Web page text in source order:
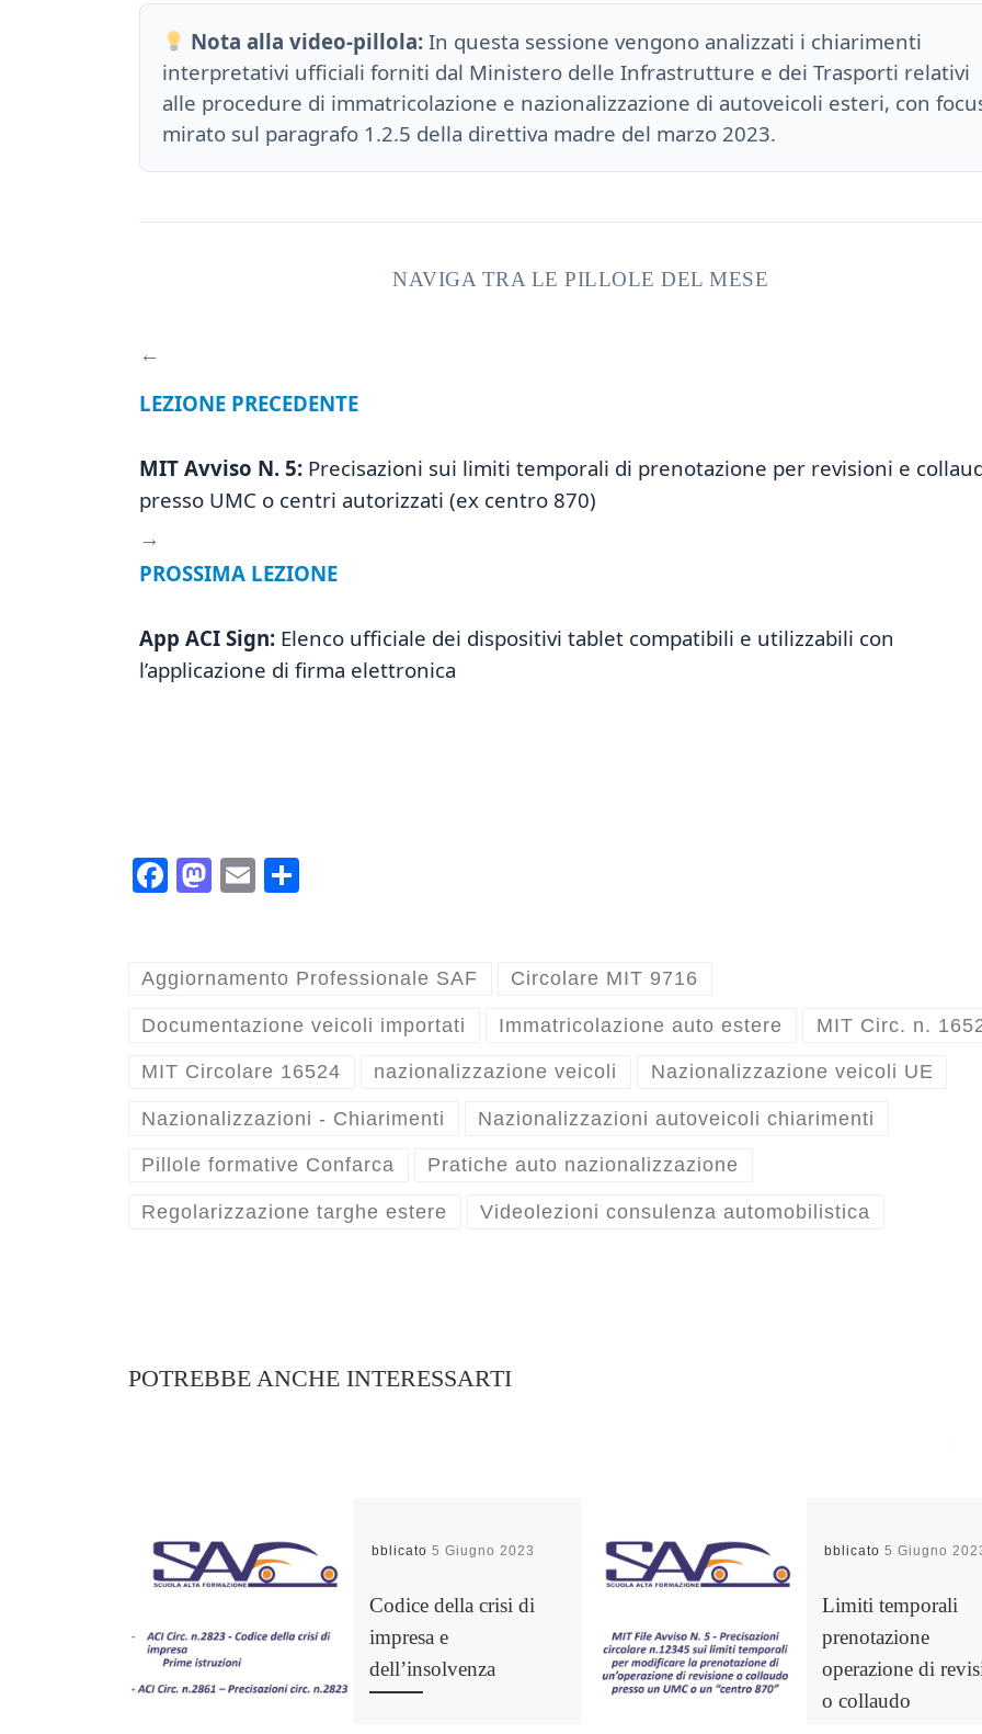
Nota alla video-pillola: In questa sessione vengono analizzati i chiarimenti
interpretativi ufficiali forniti dal Ministero delle Infrastrutture e dei Trasporti relativi
alle procedure di immatricolazione e nazionalizzazione di autoveicoli esteri, con
mirato sul paragrafo 1.2.5 della direttiva madre del marzo 2023.
NAVIGA TRA LE PILLOLE DEL MESE
←
LEZIONE PRECEDENTE
MIT Avviso N. 5: Precisazioni sui limiti temporali di prenotazione per revisioni e
presso UMC o centri autorizzati (ex centro 870)
→
PROSSIMA LEZIONE
App ACI Sign: Elenco ufficiale dei dispositivi tablet compatibili e utilizzabili con
l’applicazione di firma elettronica
Fa
ok
M
do
n
E
vi
di
Aggiornamento Professionale SAF Circolare MIT 9716
Documentazione veicoli importati Immatricolazione auto estere MIT Circ. n.
MIT Circolare 16524 nazionalizzazione veicoli Nazionalizzazione veicoli UE
Nazionalizzazioni - Chiarimenti Nazionalizzazioni autoveicoli chiarimenti
Pillole formative Confarca Pratiche auto nazionalizzazione
Regolarizzazione targhe estere Videolezioni consulenza automobilistica
POTREBBE ANCHE INTERESSARTI
Pubblicato5 Giugno 2023
Codice della crisi di
impresa e
dell’insolvenza
Pubblicato 5 Giugno
Limiti temporali
prenotazione
operazione di
o collaudo